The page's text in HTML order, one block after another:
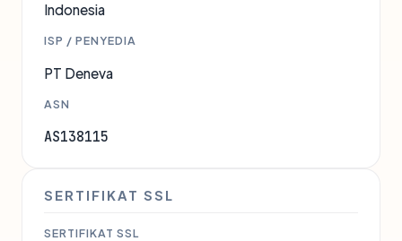
Indonesia
ISP / PENYEDIA
PT Deneva
ASN
AS138115
SERTIFIKAT SSL
SERTIFIKAT SSL